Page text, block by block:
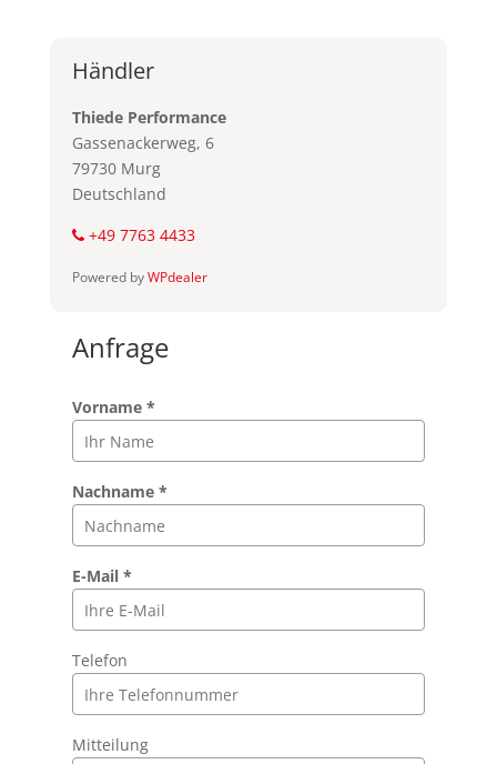
Händler
Thiede Performance
Gassenackerweg, 6
79730 Murg
Deutschland
+49 7763 4433
Powered byWPdealer
Anfrage
Vorname *
Nachname *
E-Mail *
Telefon
Mitteilung